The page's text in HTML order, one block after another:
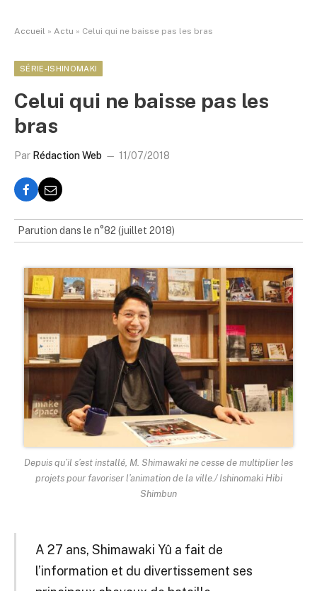
Accueil » Actu » Celui qui ne baisse pas les bras
SÉRIE-ISHINOMAKI
Celui qui ne baisse pas les
bras
Par Rédaction Web 11/07/2018
Parution dans le n°82 (juillet 2018)
Depuis qu’il s’est installé, M. Shimawaki ne cesse de multiplier les
projets pour favoriser l’animation de la ville./ Ishinomaki Hibi
Shimbun
A 27 ans, Shimawaki Yû a fait de
l’information et du divertissement ses